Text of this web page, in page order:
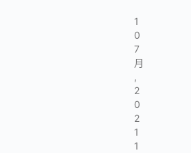
1
0
7
月
,
2
0
2
1
1